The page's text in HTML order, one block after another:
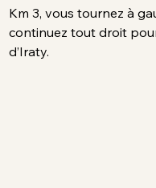
Km 3, vous tournez à
continuez tout droit
d’Iraty.